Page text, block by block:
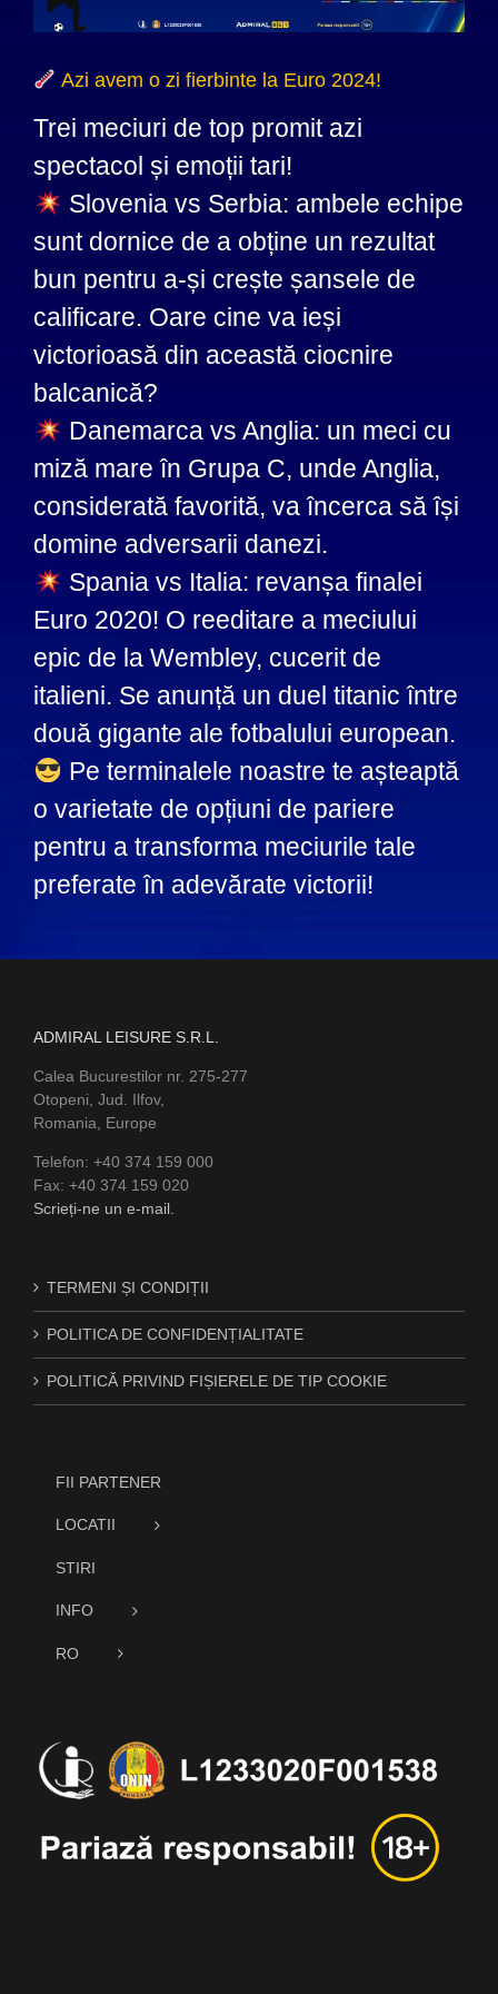
Azi avem o zi fierbinte la Euro 2024!
Trei meciuri de top promit azi
spectacol și emoții tari!
Slovenia vs Serbia: ambele echipe
sunt dornice de a obține un rezultat
bun pentru a-și crește șansele de
calificare. Oare cine va ieși
victorioasă din această ciocnire
balcanică?
Danemarca vs Anglia: un meci cu
miză mare în Grupa C, unde Anglia,
considerată favorită, va încerca să își
domine adversarii danezi.
Spania vs Italia: revanșa finalei
Euro 2020! O reeditare a meciului
epic de la Wembley, cucerit de
italieni. Se anunță un duel titanic între
două gigante ale fotbalului european.
Pe terminalele noastre te așteaptă
o varietate de opțiuni de pariere
pentru a transforma meciurile tale
preferate în adevărate victorii!
ADMIRAL LEISURE S.R.L.
Calea Bucurestilor nr. 275-277
Otopeni, Jud. Ilfov,
Romania, Europe
Telefon: +40 374 159 000
Fax: +40 374 159 020
Scrieți-ne un e-mail.
TERMENI ȘI CONDIȚII
POLITICA DE CONFIDENȚIALITATE
POLITICĂ PRIVIND FIȘIERELE DE TIP COOKIE
FII PARTENER
LOCATII
STIRI
INFO
RO